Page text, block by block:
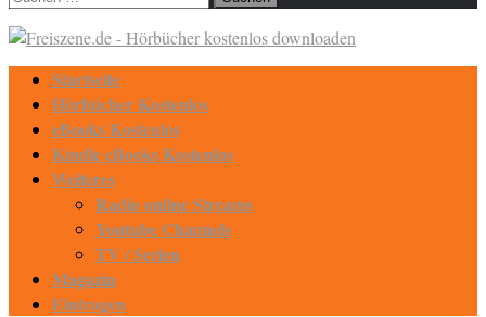
Startseite
Hörbücher Kostenlos
eBooks Kostenlos
Kindle eBooks Kostenlos
Weiteres
Radio online Streams
Youtube Channels
TV / Serien
Magazin
Eintragen